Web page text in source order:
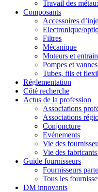
Travail des
Composants
Accessoires
Electronique/
Filtres
Mécanique
Moteurs et
Pompes et vannes
Tubes, fils et
Réglementation
Côté recherche
Actus de la profession
Associations
Associations
Conjoncture
Evénements
Vie des
Vie des
Guide fournisseurs
Fournisseurs
Tous les
DM innovants